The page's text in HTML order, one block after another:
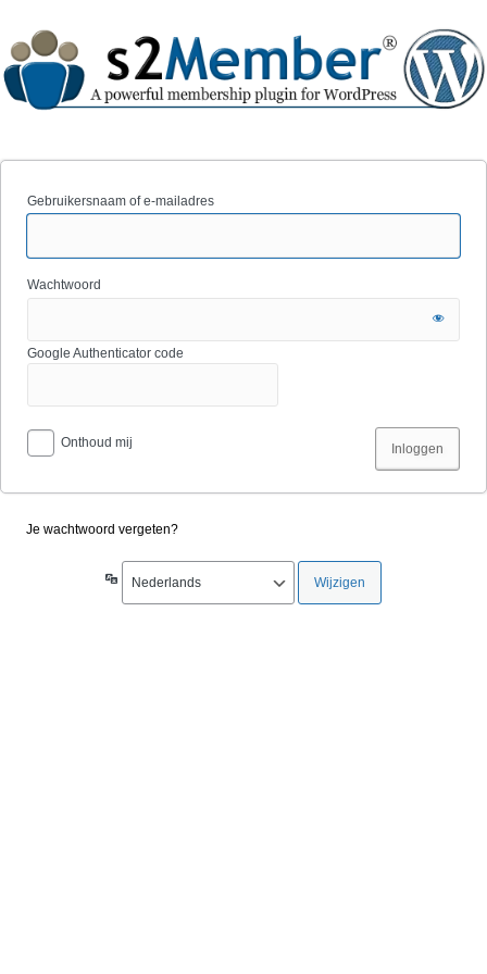
Gebruikersnaam of e-mailadres
Wachtwoord
Google Authenticator code
Onthoud mij
Je wachtwoord vergeten?
Taal